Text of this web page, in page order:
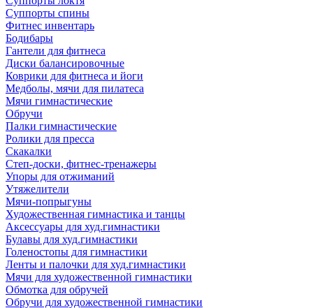
Суппорты спины
Фитнес инвентарь
Бодибары
Гантели для фитнеса
Диски балансировочные
Коврики для фитнеса и йоги
Медболы, мячи для пилатеса
Мячи гимнастические
Обручи
Палки гимнастические
Ролики для пресса
Скакалки
Степ-доски, фитнес-тренажеры
Упоры для отжиманий
Утяжелители
Мячи-попрыгуны
Художественная гимнастика и танцы
Аксессуары для худ.гимнастики
Булавы для худ.гимнастики
Голеностопы для гимнастики
Ленты и палочки для худ.гимнастики
Мячи для художественной гимнастики
Обмотка для обручей
Обручи для художественной гимнастики